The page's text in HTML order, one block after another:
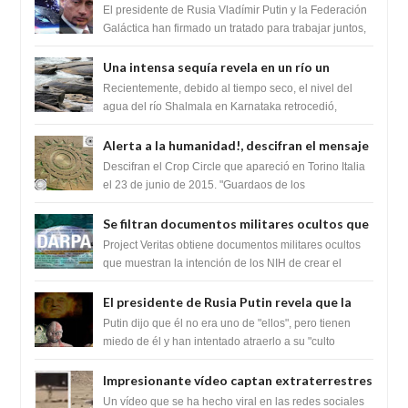
Federación Galactica han firmado un
tratado para acabar con los Sionistas?
El presidente de Rusia Vladímir Putin y la Federación
Galáctica han firmado un tratado para trabajar juntos,
Una intensa sequía revela en un río un
impresionante hallazgo de miles de Shiva
Lingas
Recientemente, debido al tiempo seco, el nivel del
agua del río Shalmala en Karnataka retrocedió,
Alerta a la humanidad!, descifran el mensaje
del Crop Circle de Torino ,Italia
Descifran el Crop Circle que apareció en Torino Italia
el 23 de junio de 2015. "Guardaos de los
Se filtran documentos militares ocultos que
muestran la intención de los NIH de crear el
SARS-CoV-2, utilizando la investigación de
Project Veritas obtiene documentos militares ocultos
que muestran la intención de los NIH de crear el
El presidente de Rusia Putin revela que la
clase dominante en el mundo son los
híbridos reptiles
Putin dijo que él no era uno de "ellos", pero tienen
miedo de él y han intentado atraerlo a su "culto
Impresionante vídeo captan extraterrestres
bajando de un OVNI en Arabia Saudita
Un vídeo que se ha hecho viral en las redes sociales